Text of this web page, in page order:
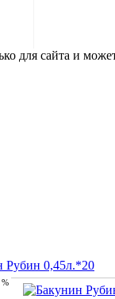
для сайта и
Рубин 0,45л.*20